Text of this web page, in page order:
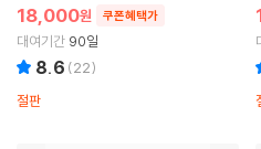
18,000원 쿠폰혜택가
대여기간 90일
8.6 (22)
절판